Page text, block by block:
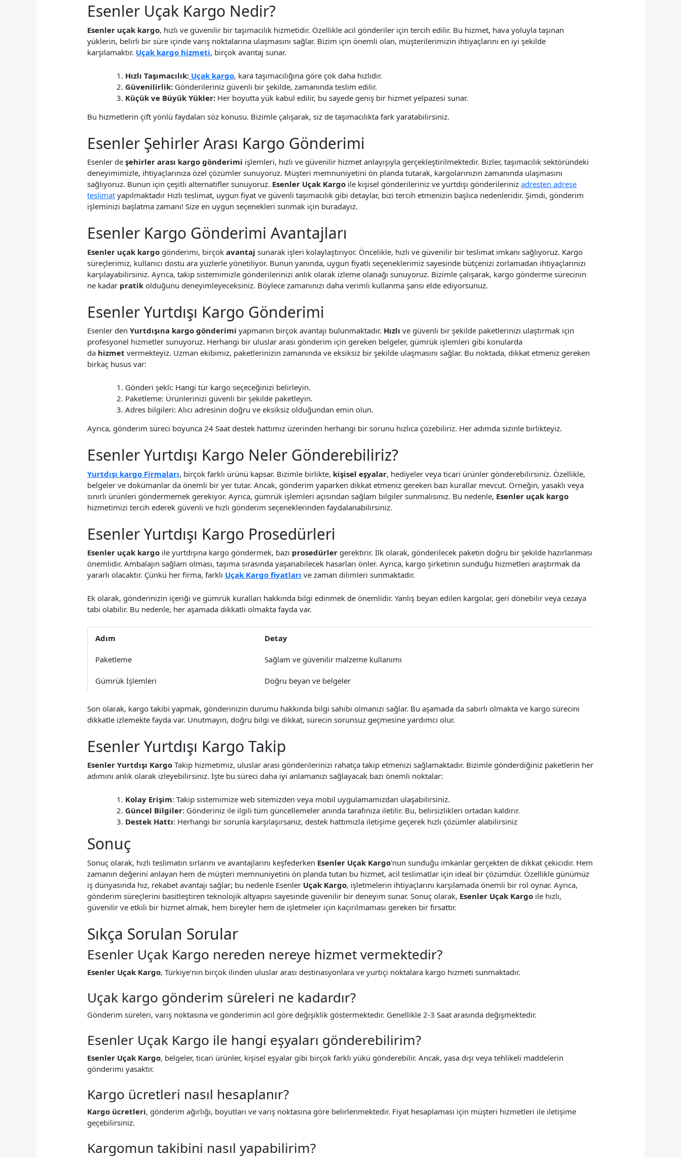
Esenler Uçak Kargo Nedir?
Esenler uçak kargo, hızlı ve güvenilir bir taşımacılık hizmetidir. Özellikle acil gönderiler için tercih edilir. Bu hizmet, hava yoluyla taşınan
yüklerin, belirli bir süre içinde varış noktalarına ulaşmasını sağlar. Bizim için önemli olan, müşterilerimizin ihtiyaçlarını en iyi şekilde
karşılamaktır. Uçak kargo hizmeti, birçok avantaj sunar.
Hızlı Taşımacılık: Uçak kargo, kara taşımacılığına göre çok daha hızlıdır.
Güvenilirlik: Gönderileriniz güvenli bir şekilde, zamanında teslim edilir.
Küçük ve Büyük Yükler: Her boyutta yük kabul edilir, bu sayede geniş bir hizmet yelpazesi sunar.
Bu hizmetlerin çift yönlü faydaları söz konusu. Bizimle çalışarak, siz de taşımacılıkta fark yaratabilirsiniz.
Esenler Şehirler Arası Kargo Gönderimi
Esenler deşehirler arası kargo gönderimi işlemleri, hızlı ve güvenilir hizmet anlayışıyla gerçekleştirilmektedir. Bizler, taşımacılık sektöründeki
deneyimimizle, ihtiyaçlarınıza özel çözümler sunuyoruz. Müşteri memnuniyetini ön planda tutarak, kargolarınızın zamanında ulaşmasını
sağlıyoruz. Bunun için çeşitli alternatifler sunuyoruz. Esenler Uçak Kargo ile kişisel gönderileriniz ve yurtdışı gönderilerinizadresten adrese
teslimat yapılmaktadır Hızlı teslimat, uygun fiyat ve güvenli taşımacılık gibi detaylar, bizi tercih etmenizin başlıca nedenleridir. Şimdi, gönderim
işleminizi başlatma zamanı! Size en uygun seçenekleri sunmak için buradayız.
Esenler Kargo Gönderimi Avantajları
Esenler uçak kargo gönderimi, birçokavantaj sunarak işleri kolaylaştırıyor. Öncelikle, hızlı ve güvenilir bir teslimat imkanı sağlıyoruz. Kargo
süreçlerimiz, kullanıcı dostu ara yüzlerle yönetiliyor. Bunun yanında, uygun fiyatlı seçeneklerimiz sayesinde bütçenizi zorlamadan ihtiyaçlarınızı
karşılayabilirsiniz. Ayrıca, takip sistemimizle gönderilerinizi anlık olarak izleme olanağı sunuyoruz. Bizimle çalışarak, kargo gönderme sürecinin
ne kadar pratik olduğunu deneyimleyeceksiniz. Böylece zamanınızı daha verimli kullanma şansı elde ediyorsunuz.
Esenler Yurtdışı Kargo Gönderimi
Esenler denYurtdışına kargo gönderimi yapmanın birçok avantajı bulunmaktadır. Hızlı ve güvenli bir şekilde paketlerinizi ulaştırmak için
profesyonel hizmetler sunuyoruz. Herhangi bir uluslar arası gönderim için gereken belgeler, gümrük işlemleri gibi konularda
da hizmet vermekteyiz. Uzman ekibimiz, paketlerinizin zamanında ve eksiksiz bir şekilde ulaşmasını sağlar. Bu noktada, dikkat etmeniz gereken
birkaç husus var:
Gönderi şekli: Hangi tür kargo seçeceğinizi belirleyin.
Paketleme: Ürünlerinizi güvenli bir şekilde paketleyin.
Adres bilgileri: Alıcı adresinin doğru ve eksiksiz olduğundan emin olun.
Ayrıca, gönderim süreci boyunca 24 Saat destek hattımız üzerinden herhangi bir sorunu hızlıca çözebiliriz. Her adımda sizinle birlikteyiz.
Esenler Yurtdışı Kargo Neler Gönderebiliriz?
Yurtdışı kargo Firmaları, birçok farklı ürünü kapsar. Bizimle birlikte, kişisel eşyalar, hediyeler veya ticari ürünler gönderebilirsiniz. Özellikle,
belgeler ve dokümanlar da önemli bir yer tutar. Ancak, gönderim yaparken dikkat etmeniz gereken bazı kurallar mevcut. Örneğin, yasaklı veya
sınırlı ürünleri göndermemek gerekiyor. Ayrıca, gümrük işlemleri açısından sağlam bilgiler sunmalısınız. Bu nedenle, Esenler uçak kargo
hizmetimizi tercih ederek güvenli ve hızlı gönderim seçeneklerinden faydalanabilirsiniz.
Esenler Yurtdışı Kargo Prosedürleri
Esenler uçak kargo ile yurtdışına kargo göndermek, bazı prosedürler gerektirir. İlk olarak, gönderilecek paketin doğru bir şekilde hazırlanması
önemlidir. Ambalajın sağlam olması, taşıma sırasında yaşanabilecek hasarları önler. Ayrıca, kargo şirketinin sunduğu hizmetleri araştırmak da
yararlı olacaktır. Çünkü her firma, farklı Uçak Kargo fiyatları ve zaman dilimleri sunmaktadır.
Ek olarak, gönderinizin içeriği ve gümrük kuralları hakkında bilgi edinmek de önemlidir. Yanlış beyan edilen kargolar, geri dönebilir veya cezaya
tabi olabilir. Bu nedenle, her aşamada dikkatli olmakta fayda var.
Adım Detay
Paketleme Sağlam ve güvenilir malzeme kullanımı
Gümrük İşlemleri Doğru beyan ve belgeler
Son olarak, kargo takibi yapmak, gönderinizin durumu hakkında bilgi sahibi olmanızı sağlar. Bu aşamada da sabırlı olmakta ve kargo sürecini
dikkatle izlemekte fayda var. Unutmayın, doğru bilgi ve dikkat, sürecin sorunsuz geçmesine yardımcı olur.
Esenler Yurtdışı Kargo Takip
Esenler Yurtdışı Kargo Takip hizmetimiz, uluslar arası gönderilerinizi rahatça takip etmenizi sağlamaktadır. Bizimle gönderdiğiniz paketlerin her
adımını anlık olarak izleyebilirsiniz. İşte bu süreci daha iyi anlamanızı sağlayacak bazı önemli noktalar:
Kolay Erişim: Takip sistemimize web sitemizden veya mobil uygulamamızdan ulaşabilirsiniz.
Güncel Bilgiler: Gönderiniz ile ilgili tüm güncellemeler anında tarafınıza iletilir. Bu, belirsizlikleri ortadan kaldırır.
Destek Hattı: Herhangi bir sorunla karşılaşırsanız, destek hattımızla iletişime geçerek hızlı çözümler alabilirsiniz
Sonuç
Sonuç olarak, hızlı teslimatın sırlarını ve avantajlarını keşfederken Esenler Uçak Kargo‘nun sunduğu imkanlar gerçekten de dikkat çekicidir. Hem
zamanın değerini anlayan hem de müşteri memnuniyetini ön planda tutan bu hizmet, acil teslimatlar için ideal bir çözümdür. Özellikle günümüz
iş dünyasında hız, rekabet avantajı sağlar; bu nedenle Esenler Uçak Kargo, işletmelerin ihtiyaçlarını karşılamada önemli bir rol oynar. Ayrıca,
gönderim süreçlerini basitleştiren teknolojik altyapısı sayesinde güvenilir bir deneyim sunar. Sonuç olarak, Esenler Uçak Kargo ile hızlı,
güvenilir ve etkili bir hizmet almak, hem bireyler hem de işletmeler için kaçırılmaması gereken bir fırsattır.
Sıkça Sorulan Sorular
Esenler Uçak Kargo nereden nereye hizmet vermektedir?
Esenler Uçak Kargo, Türkiye’nin birçok ilinden uluslar arası destinasyonlara ve yurtiçi noktalara kargo hizmeti sunmaktadır.
Uçak kargo gönderim süreleri ne kadardır?
Gönderim süreleri, varış noktasına ve gönderimin acil göre değişiklik göstermektedir. Genellikle 2-3 Saat arasında değişmektedir.
Esenler Uçak Kargo ile hangi eşyaları gönderebilirim?
Esenler Uçak Kargo, belgeler, ticari ürünler, kişisel eşyalar gibi birçok farklı yükü gönderebilir. Ancak, yasa dışı veya tehlikeli maddelerin
gönderimi yasaktır.
Kargo ücretleri nasıl hesaplanır?
Kargo ücretleri, gönderim ağırlığı, boyutları ve varış noktasına göre belirlenmektedir. Fiyat hesaplaması için müşteri hizmetleri ile iletişime
geçebilirsiniz.
Kargomun takibini nasıl yapabilirim?